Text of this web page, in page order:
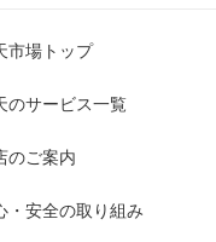
市場トップ
のサービス一覧
のご案内
・安全の取り組み